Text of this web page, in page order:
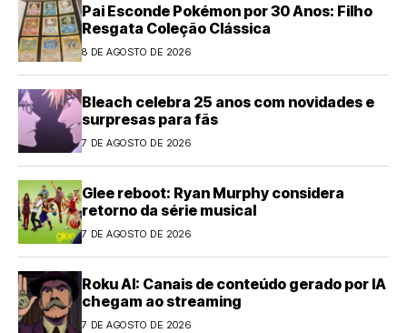
Pai Esconde Pokémon por 30 Anos: Filho
Resgata Coleção Clássica
8 DE AGOSTO DE 2026
Bleach celebra 25 anos com novidades e
surpresas para fãs
7 DE AGOSTO DE 2026
Glee reboot: Ryan Murphy considera
retorno da série musical
7 DE AGOSTO DE 2026
Roku AI: Canais de conteúdo gerado por IA
chegam ao streaming
7 DE AGOSTO DE 2026